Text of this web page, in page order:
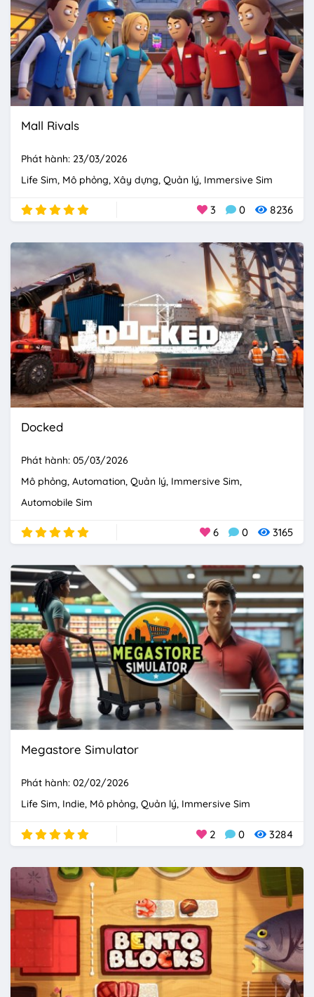
Mall Rivals
Phát hành: 23/03/2026
Life Sim Mô phỏng Xây dựng Quản lý Immersive Sim
3 0 8236
Docked
Phát hành: 05/03/2026
Mô phỏng Automation Quản lý Immersive Sim
Automobile Sim
6 0 3165
Megastore Simulator
Phát hành: 02/02/2026
Life Sim Indie Mô phỏng Quản lý Immersive Sim
2 0 3284